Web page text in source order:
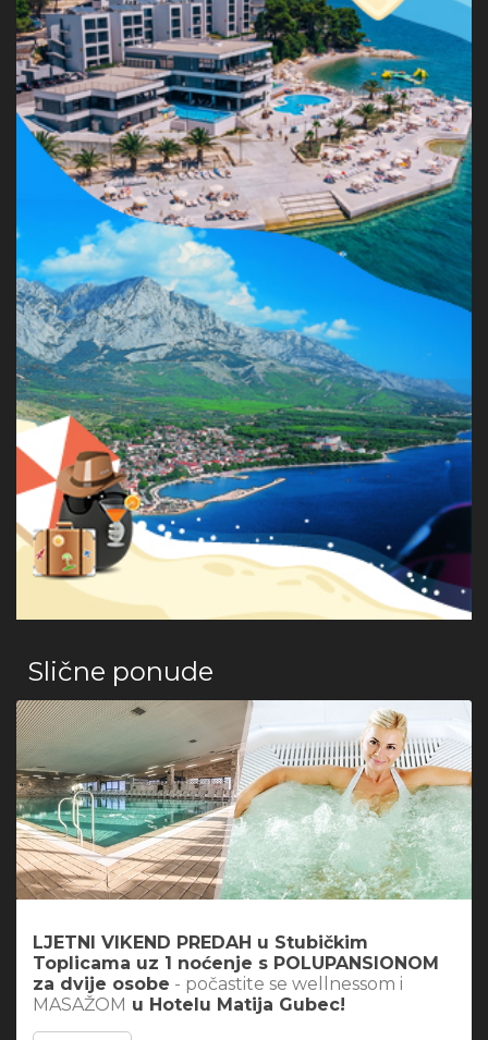
Slične ponude
LJETNI VIKEND PREDAH u Stubičkim
Toplicama uz 1 noćenje s POLUPANSIONOM
za dvije osobe - počastite se wellnessom i
MASAŽOM u Hotelu Matija Gubec!